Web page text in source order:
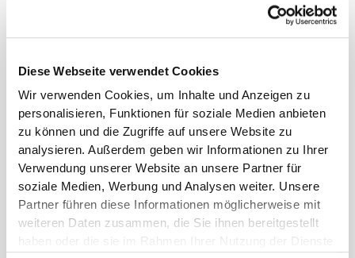
Diese Webseite verwendet Cookies
Wir verwenden Cookies, um Inhalte und Anzeigen zu
personalisieren, Funktionen für soziale Medien anbieten
zu können und die Zugriffe auf unsere Website zu
analysieren. Außerdem geben wir Informationen zu Ihrer
Verwendung unserer Website an unsere Partner für
soziale Medien, Werbung und Analysen weiter. Unsere
Partner führen diese Informationen möglicherweise mit
weiteren Daten zusammen, die Sie ihnen bereitgestellt
haben oder die sie im Rahmen Ihrer Nutzung der Dienste
40%